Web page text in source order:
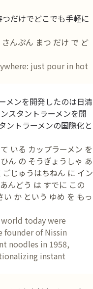
だけでどこでも手軽に
んぷん まつ だけ で ど
just pour in hot
メンを開発したのは日清
スタントラーメンを開
ントラーメンの国際化と
いる カップラーメン を
ん の そうぎょうしゃ あ
じゅうはちねん に イン
んどう は すでに この
か という ゆめ を もっ
today were
founder of Nissin
noodles in 1958,
instant